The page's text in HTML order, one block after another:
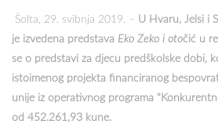
Šolta, 29. svibnja 2019. – U Hvaru, Jelsi i
je izvedena predstava Eko Zeko i otočić u
se o predstavi za djecu predškolske dobi,
istoimenog projekta financiranog
unije iz operativnog programa
od 452.261,93 kune.